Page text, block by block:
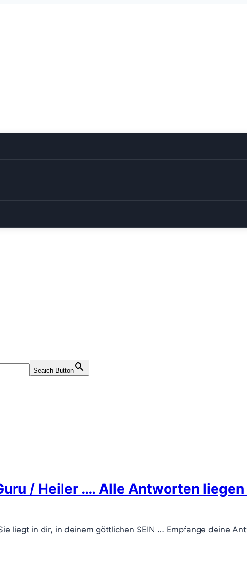
Search Button
/ Heiler …. Alle Antworten
liegt in dir, in deinem göttlichen SEIN … Empfange deine